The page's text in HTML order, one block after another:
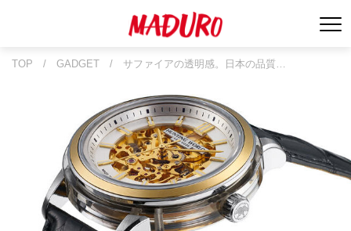
TOP / GADGET / サファイアの透明感。日本の品質…